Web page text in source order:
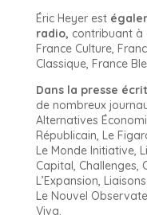
Éric Heyer est
radio, contribuant à
France Culture,
Classique, France
Dans la presse
de nombreux
Alternatives
Républicain, Le
Le Monde Initiative,
Capital, Challenges,
L’Expansion,
Le Nouvel
Viva.